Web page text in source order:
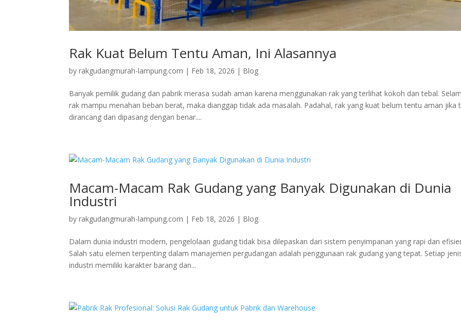
Rak Kuat Belum Tentu Aman, Ini Alasannya
byrakgudangmurah-lampung.com | Feb 18, 2026 | Blog
Banyak pemilik gudang dan pabrik merasa sudah aman karena menggunakan rak yang terlihat kokoh dan tebal.
rak mampu menahan beban berat, maka dianggap tidak ada masalah. Padahal, rak yang kuat belum tentu aman jika
dirancang dan dipasang dengan benar....
Macam-Macam Rak Gudang yang Banyak Digunakan di Dunia
Industri
byrakgudangmurah-lampung.com | Feb 18, 2026 | Blog
Dalam dunia industri modern, pengelolaan gudang tidak bisa dilepaskan dari sistem penyimpanan yang rapi dan
Salah satu elemen terpenting dalam manajemen pergudangan adalah penggunaan rak gudang yang tepat. Setiap
industri memiliki karakter barang dan...